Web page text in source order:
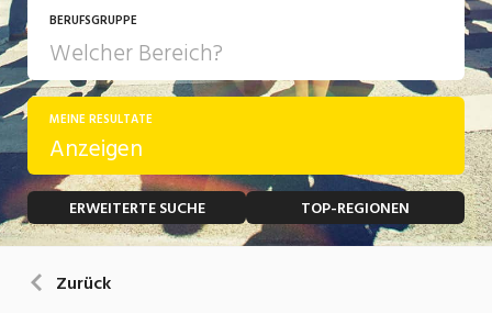
JOB-TYP
Festanstellung
Temporär (befristet)
Freelance
Praktikum
BERUFSGRUPPE
Bank, Versicherung
Bau, Handwerk, Elektro
Bildung, Kunst, Design, Soziale Berufe, Sport
MEINE RESULTATE
Anzeigen
ERWEITERTE SUCHE TOP-REGIONEN
Zurück